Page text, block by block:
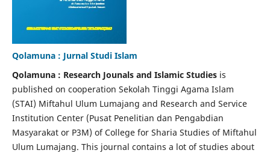
Qolamuna : Jurnal Studi Islam
Qolamuna : Research Jounals and Islamic Studies is
published on cooperation Sekolah Tinggi Agama Islam
(STAI) Miftahul Ulum Lumajang and Research and Service
Institution Center (Pusat Penelitian dan Pengabdian
Masyarakat or P3M) of College for Sharia Studies of Miftahul
Ulum Lumajang. This journal contains a lot of studies about